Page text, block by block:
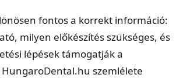
fontos a korrekt információ:
milyen előkészítés szükséges, és
lépések támogatják a
szemlélete